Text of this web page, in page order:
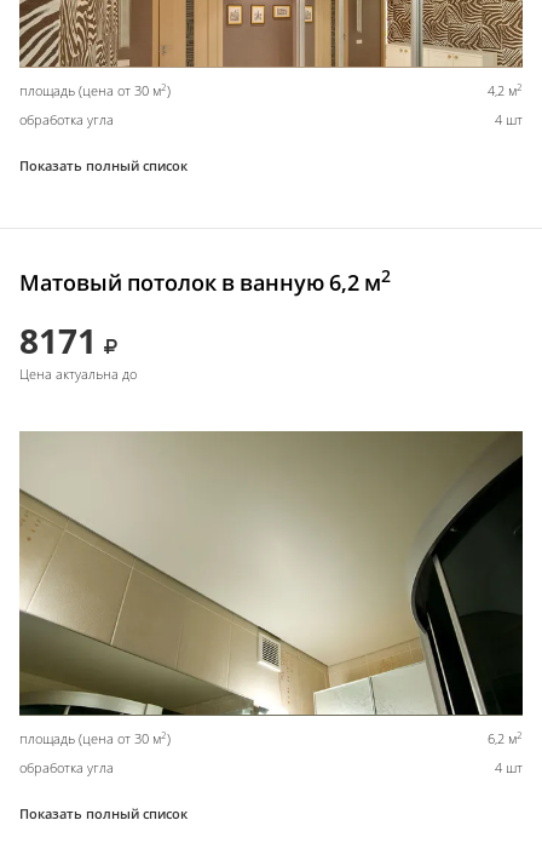
площадь (цена от 30 м2) 4,2 м2
обработка угла 4 шт
Показать полный список
Матовый потолок в ванную 6,2 м2
8171
Цена актуальна до
площадь (цена от 30 м2) 6,2 м2
обработка угла 4 шт
Показать полный список